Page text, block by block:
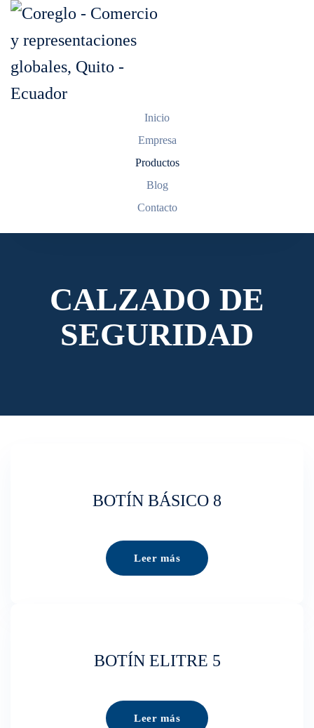
Skip to main content
Inicio
Empresa
Productos
Blog
Contacto
CALZADO DE
SEGURIDAD
BOTÍN BÁSICO 8
Leer más
BOTÍN ELITRE 5
Leer más